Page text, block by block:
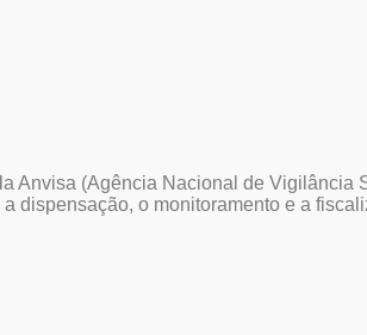
Anvisa (Agência Nacional de
dispensação, o monitoramento e a